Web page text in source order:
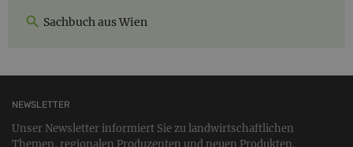
Sachbuch aus Wien
NEWSLETTER
Unser Newsletter informiert Sie zu landwirtschaftlichen
Themen, regionalen Produzenten und neuen Produkten.